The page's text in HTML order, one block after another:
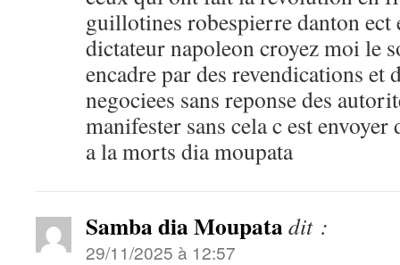
guillotines robespierre danton
dictateur napoleon croyez moi le
encadre par des revendications et
negociees sans reponse des
manifester sans cela c est
a la morts dia moupata
Samba dia Moupatadit :
29/11/2025 à 12:57